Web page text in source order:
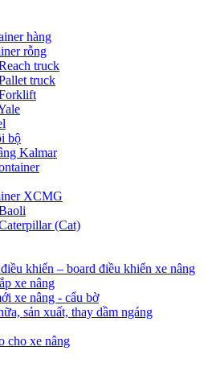
hàng
rỗng
truck
truck
bộ
Kalmar
XCMG
(Cat)
khiển – board điều khiển xe nâng
xe nâng
xe nâng - cẩu bờ
sản xuất, thay dầm ngáng
cho xe nâng